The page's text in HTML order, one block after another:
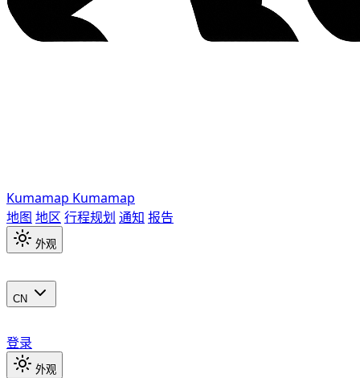
Kumamap Kumamap
地图 地区 行程规划 通知 报告
外观
CN
登录
外观